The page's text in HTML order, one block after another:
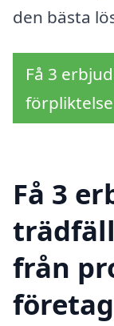
den bästa
Få 3
Få 3
från
företag